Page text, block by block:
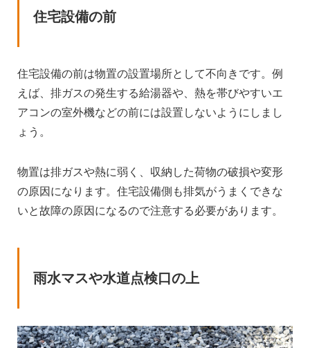
住宅設備の前
住宅設備の前は物置の設置場所として不向きです。例
えば、排ガスの発生する給湯器や、熱を帯びやすいエ
アコンの室外機などの前には設置しないようにしまし
ょう。
物置は排ガスや熱に弱く、収納した荷物の破損や変形
の原因になります。住宅設備側も排気がうまくできな
いと故障の原因になるので注意する必要があります。
雨水マスや水道点検口の上